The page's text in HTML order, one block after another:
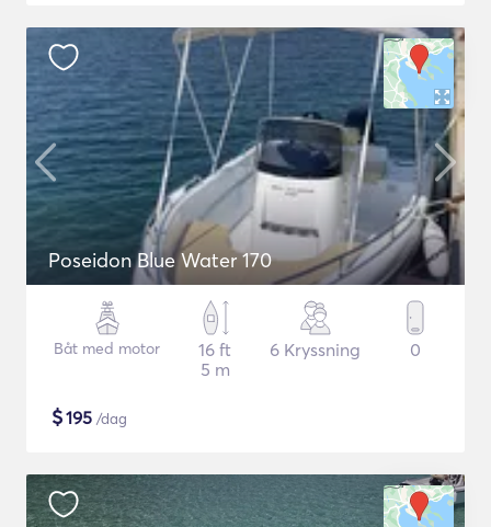
Poseidon Blue Water 170
Båt med motor
16 ft
5 m
6 Kryssning 0
$195 /dag